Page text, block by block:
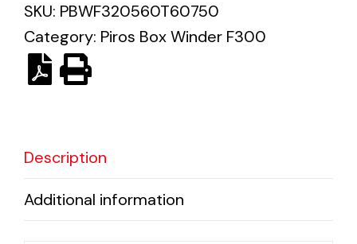
SKU: PBWF320560T60750
Category: Piros Box Winder F300
Description
Additional information